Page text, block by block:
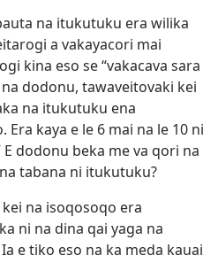
na itukutuku era wilika
a vakayacori mai
kina eso se “vakacava sara
dodonu, tawaveitovaki kei
na itukutuku ena
Era kaya e le 6 mai na le 10 ni
E dodonu beka me va qori na
tabana ni itukutuku?
na isoqosoqo era
ni na dina qai yaga na
e tiko eso na ka meda kauai